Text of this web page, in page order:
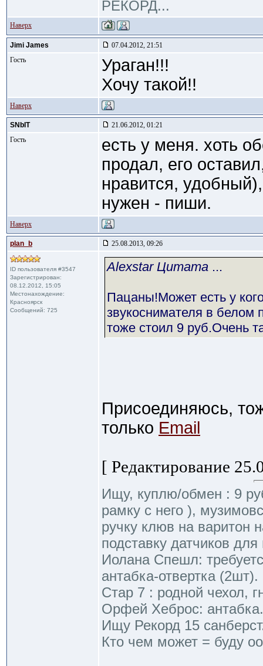
РЕКОРД...
Наверх
Jimi James
07.04.2012, 21:51
Гость
Ураган!!!
Хочу такой!!
Наверх
SNbIT
21.06.2012, 01:21
Гость
есть у меня. хоть
продал, его
нравится,
нужен - пиши.
Наверх
plan_b 25.08.2013, 09:26
ID пользователя #3547
Зарегистрирован:
08.12.2012, 15:05
Местонахождение:
Красноярск
Сообщений: 725
Alexstar Цитата ...
Пацаны!Может есть у
звукоснимателя в белом
тоже стоил 9 руб.Очень
Присоединяюсь,
только Email
[ Редактирование
Ищу, куплю/обмен : 9
рамку с него ),
ручку клюв на варитон
подставку датчиков для
Иолана Спешл:
антабка-отвертка (2шт).
Стар 7 : родной чехол,
Орфей Хеброс: антабка.
Ищу Рекорд 15
Кто чем может = буду